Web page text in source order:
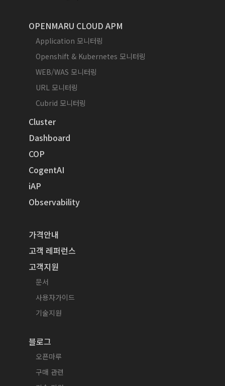
OPENMARU CLOUD APM
Application 모니터링
Openshift & Kubernetes 모니터링
WEB/WAS 모니터링
URL 모니터링
Cubrid 모니터링
Cluster
Dashboard
COP
CogentAI
iAP
Observability
가격안내
고객 레퍼런스
고객지원
문서
사용자가이드
기술지원
블로그
오픈마루
구매 관련